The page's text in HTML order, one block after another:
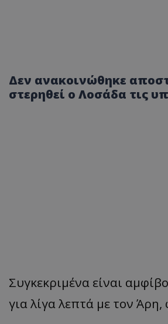
Δεν ανακοινώθηκε
στερηθεί ο Λοσάδα τις
Συγκεκριμένα είναι
για λίγα λεπτά με τον Άρη,